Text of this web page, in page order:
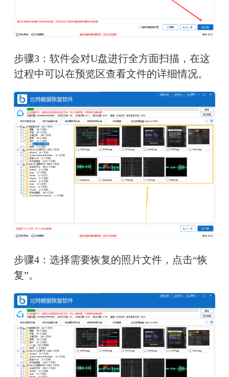
步骤3：软件会对U盘进行全方面扫描，在这
过程中可以在预览区查看文件的详细情况。
步骤4：选择需要恢复的照片文件，点击“恢
复”。